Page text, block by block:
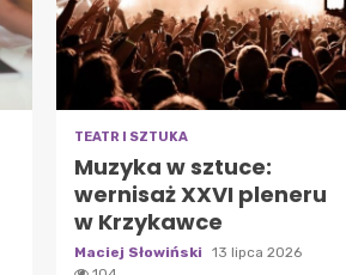
TEATR I SZTUKA
Muzyka w sztuce:
wernisaż XXVI pleneru
w Krzykawce
Maciej Słowiński
13 lipca 2026